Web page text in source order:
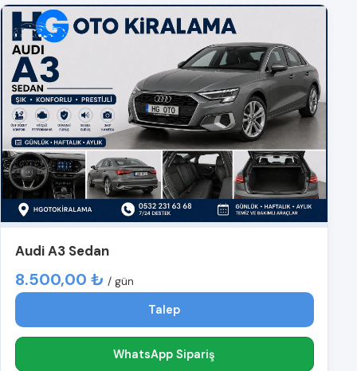
Audi A3 Sedan
8.500,00 ₺ / gün
Talep
WhatsApp Sipariş